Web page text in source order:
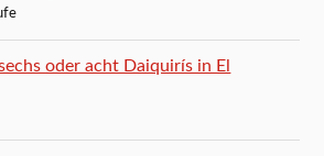
oder acht Daiquirís in El